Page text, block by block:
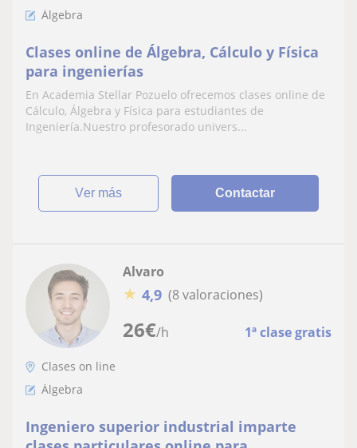
Álgebra
Clases online de Álgebra, Cálculo y Física
para ingenierías
En Academia Stellar Pozuelo ofrecemos clases online de
Cálculo, Álgebra y Física para estudiantes de
Ingeniería.Nuestro profesorado univers...
ver más Contactar
26€/h 1ª clase gratis
Alvaro
★ 4,9 (8 valoraciones)
Clases on line
Álgebra
Ingeniero superior industrial imparte